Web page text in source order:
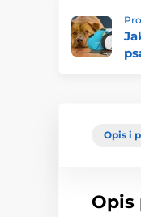
Opis i
Opis